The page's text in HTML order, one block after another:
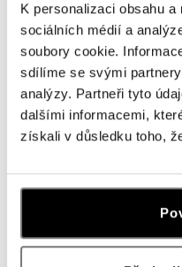
K personalizaci obsahu
sociálních médií a
soubory cookie.
sdílíme se svými
analýzy. Partneři tyto
dalšími informacemi,
získali v důsledku toho,
Náhrdelník s citrínom Mystic
od 668 €